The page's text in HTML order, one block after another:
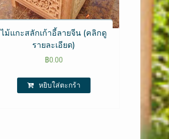
ไม้แกะสลักเก้าอี้ลายจีน (คลิกดู
รายละเอียด)
฿0.00
หยิบใส่ตะกร้า